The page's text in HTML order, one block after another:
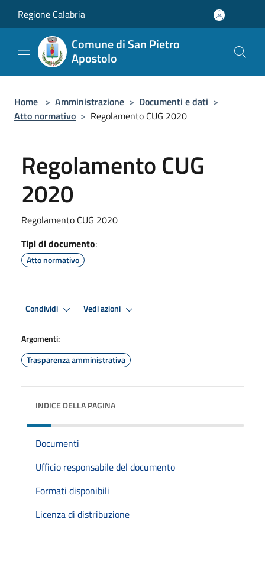
Regione Calabria
Comune di San Pietro
Apostolo
Home > Amministrazione > Documenti e dati >
Atto normativo > Regolamento CUG 2020
Regolamento CUG
2020
Regolamento CUG 2020
Tipi di documento:
Atto normativo
Condividi Vedi azioni
Argomenti:
Trasparenza amministrativa
INDICE DELLA PAGINA
Documenti
Ufficio responsabile del documento
Formati disponibili
Licenza di distribuzione